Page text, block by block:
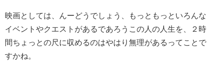
映画としては、んーどうでしょう、もっともっといろんな
イベントやクエストがあるであろうこの人の人生を、２時
間ちょっとの尺に収めるのはやはり無理があるってことで
すかね。